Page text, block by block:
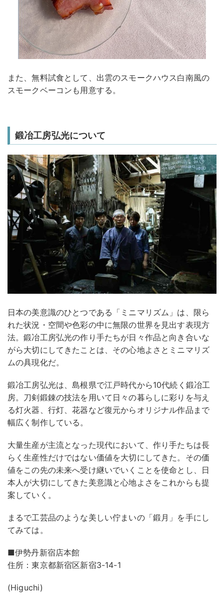
また、無料試食として、出雲のスモークハウス白南風の
スモークベーコンも用意する。
鍛冶工房弘光について
日本の美意識のひとつである「ミニマリズム」は、限ら
れた状況・空間や色彩の中に無限の世界を見出す表現方
法。鍛冶工房弘光の作り手たちが日々作品と向き合いな
がら大切にしてきたことは、その心地よさとミニマリズ
ムの具現化だ。
鍛冶工房弘光は、島根県で江戸時代から10代続く鍛冶工
房。刀剣鍛錬の技法を用いて日々の暮らしに彩りを与え
る灯火器、行灯、花器など復元からオリジナル作品まで
幅広く制作している。
大量生産が主流となった現代において、作り手たちは長
らく生産性だけではない価値を大切にしてきた。その価
値をこの先の未来へ受け継いでいくことを使命とし、日
本人が大切にしてきた美意識と心地よさをこれからも提
案していく。
まるで工芸品のような美しい佇まいの「鍛月」を手にし
てみては。
■伊勢丹新宿店本館
住所：東京都新宿区新宿3-14-1
(Higuchi)